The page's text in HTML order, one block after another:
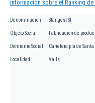
información sobre el Ranking de
Denominación Stangest Sl
Objeto Social Fabricación de
Domicilio Social Carretera pla de
Localidad Valls